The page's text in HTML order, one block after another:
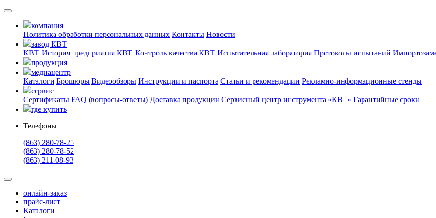
компания
Политика обработки персональных данных Контакты Новости
завод КВТ
КВТ. История предприятия КВТ. Контроль качества КВТ. Испытательная лаборатория Протоколы испытаний
продукция
медиацентр
Каталоги Брошюры Видеообзоры Инструкции и паспорта Статьи и рекомендации Рекламно-информационные стенды
сервис
Сертификаты FAQ (вопросы-ответы) Доставка продукции Сервисный центр инструмента «КВТ» Гарантийные сроки
где купить
Телефоны
(863) 280-78-25
(863) 280-78-52
(863) 211-08-93
онлайн-заказ
прайс-лист
Каталоги